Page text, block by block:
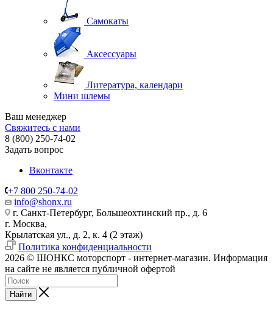
Самокаты
Аксессуары
Литература, календари
Мини шлемы
Ваш менеджер
Свяжитесь с нами
8 (800) 250-74-02
Задать вопрос
Вконтакте
+7 800 250-74-02
info@shonx.ru
г. Санкт-Петербург, Большеохтинский пр., д. 6
г. Москва,
Крылатская ул., д. 2, к. 4 (2 этаж)
Политика конфиденциальности
2026 © ШОНКС моторспорт - интернет-магазин. Информация
на сайте не является публичной офертой
Найти